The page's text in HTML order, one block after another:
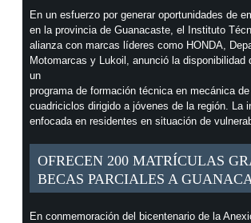
En un esfuerzo por generar oportunidades de
en la provincia de Guanacaste, el Instituto
alianza con marcas líderes como HONDA,
Motomarcas y Lukoil, anunció la disponibilidad
un
programa de formación técnica en mecánica
cuadriciclos dirigido a jóvenes de la región. La
enfocada en residentes en situación de
OFRECEN 200 MATRÍCULAS
BECAS PARCIALES A
En conmemoración del bicentenario de la